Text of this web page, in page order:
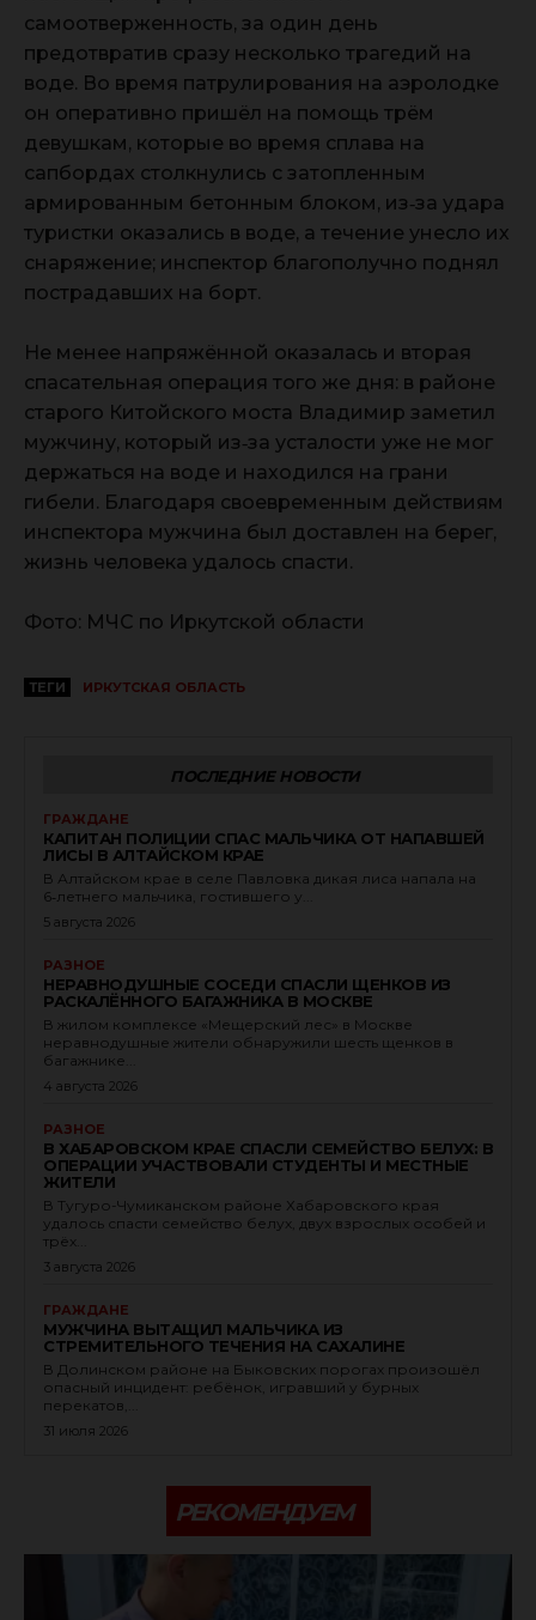
самоотверженность, за один день
предотвратив сразу несколько трагедий на
воде. Во время патрулирования на аэролодке
он оперативно пришёл на помощь трём
девушкам, которые во время сплава на
сапбордах столкнулись с затопленным
армированным бетонным блоком, из‑за удара
туристки оказались в воде, а течение унесло их
снаряжение; инспектор благополучно поднял
пострадавших на борт.
Не менее напряжённой оказалась и вторая
спасательная операция того же дня: в районе
старого Китойского моста Владимир заметил
мужчину, который из‑за усталости уже не мог
держаться на воде и находился на грани
гибели. Благодаря своевременным действиям
инспектора мужчина был доставлен на берег,
жизнь человека удалось спасти.
Фото: МЧС по Иркутской области
ТЕГИ ИРКУТСКАЯ ОБЛАСТЬ
ПОСЛЕДНИЕ НОВОСТИ
ГРАЖДАНЕ
КАПИТАН ПОЛИЦИИ СПАС МАЛЬЧИКА ОТ НАПАВШЕЙ
ЛИСЫ В АЛТАЙСКОМ КРАЕ
В Алтайском крае в селе Павловка дикая лиса напала на
6‑летнего мальчика, гостившего у...
5 августа 2026
РАЗНОЕ
НЕРАВНОДУШНЫЕ СОСЕДИ СПАСЛИ ЩЕНКОВ ИЗ
РАСКАЛЁННОГО БАГАЖНИКА В МОСКВЕ
В жилом комплексе «Мещерский лес» в Москве
неравнодушные жители обнаружили шесть щенков в
багажнике...
4 августа 2026
РАЗНОЕ
В ХАБАРОВСКОМ КРАЕ СПАСЛИ СЕМЕЙСТВО БЕЛУХ: В
ОПЕРАЦИИ УЧАСТВОВАЛИ СТУДЕНТЫ И МЕСТНЫЕ
ЖИТЕЛИ
В Тугуро-Чумиканском районе Хабаровского края
удалось спасти семейство белух, двух взрослых особей и
трёх...
3 августа 2026
ГРАЖДАНЕ
МУЖЧИНА ВЫТАЩИЛ МАЛЬЧИКА ИЗ
СТРЕМИТЕЛЬНОГО ТЕЧЕНИЯ НА САХАЛИНЕ
В Долинском районе на Быковских порогах произошёл
опасный инцидент: ребёнок, игравший у бурных
перекатов,...
31 июля 2026
РЕКОМЕНДУЕМ